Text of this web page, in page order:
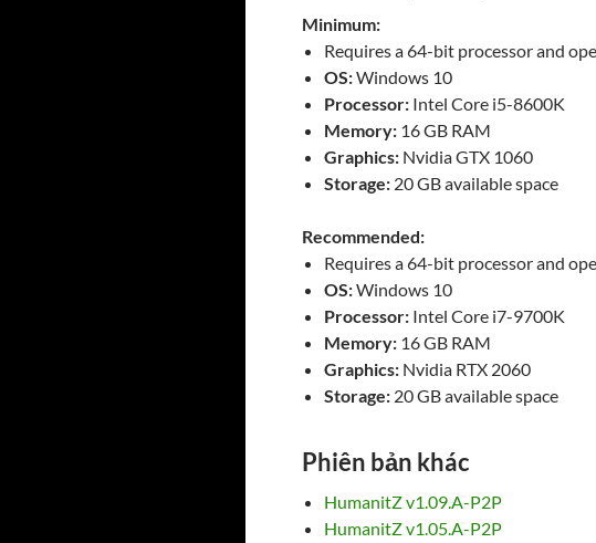
Minimum:
Requires a 64-bit processor and
OS:Windows 10
Processor: Intel Core i5-8600K
Memory: 16 GB RAM
Graphics: Nvidia GTX 1060
Storage: 20 GB available space
Recommended:
Requires a 64-bit processor and
OS:Windows 10
Processor: Intel Core i7-9700K
Memory: 16 GB RAM
Graphics: Nvidia RTX 2060
Storage: 20 GB available space
Phiên bản khác
HumanitZ v1.09.A-P2P
HumanitZ v1.05.A-P2P